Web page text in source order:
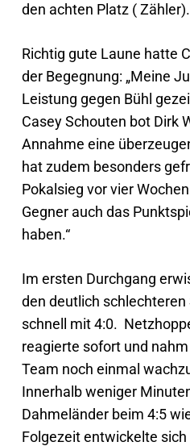
den achten Platz ( Zähler).
Richtig gute Laune hatte
der Begegnung: „Meine
Leistung gegen Bühl
Casey Schouten bot Dirk
Annahme eine
hat zudem besonders
Pokalsieg vor vier
Gegner auch das
haben.“
Im ersten Durchgang
den deutlich
schnell mit 4:0.
reagierte sofort und
Team noch einmal
Innerhalb weniger
Dahmeländer beim 4:5
Folgezeit entwickelte